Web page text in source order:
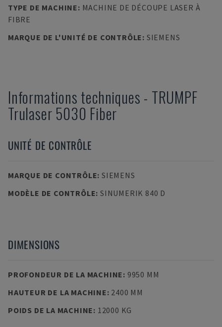
TYPE DE MACHINE: MACHINE DE DÉCOUPE LASER À
FIBRE
MARQUE DE L'UNITÉ DE CONTRÔLE: SIEMENS
Informations techniques - TRUMPF
Trulaser 5030 Fiber
UNITÉ DE CONTRÔLE
MARQUE DE CONTRÔLE: SIEMENS
MODÈLE DE CONTRÔLE: SINUMERIK 840 D
DIMENSIONS
PROFONDEUR DE LA MACHINE: 9950 MM
HAUTEUR DE LA MACHINE: 2400 MM
POIDS DE LA MACHINE: 12000 KG